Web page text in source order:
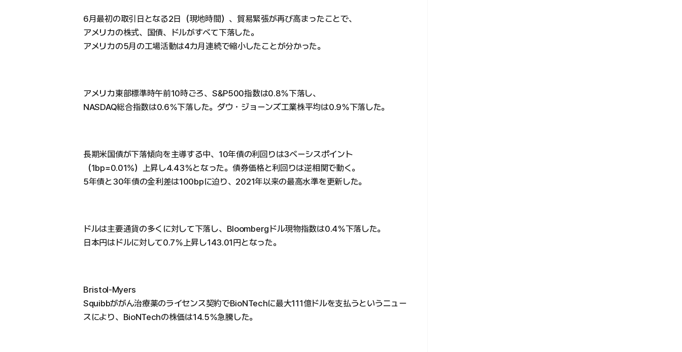
6月最初の取引日となる2日（現地時間）、貿易緊張が再び高まったことで、
アメリカの株式、国債、ドルがすべて下落した。
アメリカの5月の工場活動は4カ月連続で縮小したことが分かった。
アメリカ東部標準時午前10時ごろ、S&P500指数は0.8％下落し、
NASDAQ総合指数は0.6％下落した。ダウ・ジョーンズ工業株平均は0.9％下落した。
長期米国債が下落傾向を主導する中、10年債の利回りは3ベーシスポイント
（1bp=0.01%）上昇し4.43％となった。債券価格と利回りは逆相関で動く。
5年債と30年債の金利差は100bpに迫り、2021年以来の最高水準を更新した。
ドルは主要通貨の多くに対して下落し、Bloombergドル現物指数は0.4％下落した。
日本円はドルに対して0.7％上昇し143.01円となった。
Bristol-Myers
Squibbががん治療薬のライセンス契約でBioNTechに最大111億ドルを支払うというニュー
スにより、BioNTechの株価は14.5％急騰した。